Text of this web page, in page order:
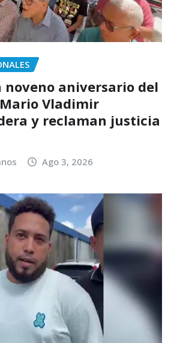
noveno aniversario del
Vladimir
y reclaman justicia
Ago 3, 2026